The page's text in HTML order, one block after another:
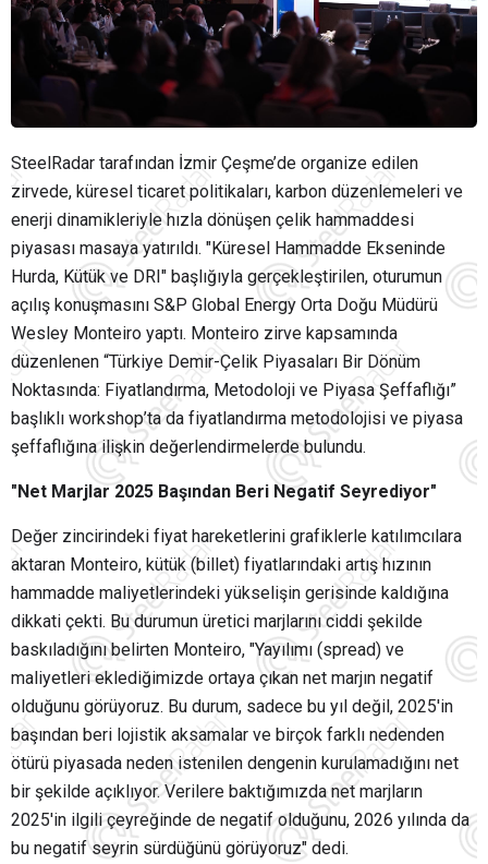
SteelRadar tarafından İzmir Çeşme’de organize edilen
zirvede, küresel ticaret politikaları, karbon düzenlemeleri ve
enerji dinamikleriyle hızla dönüşen çelik hammaddesi
piyasası masaya yatırıldı. "Küresel Hammadde Ekseninde
Hurda, Kütük ve DRI" başlığıyla gerçekleştirilen, oturumun
açılış konuşmasını S&P Global Energy Orta Doğu Müdürü
Wesley Monteiro yaptı. Monteiro zirve kapsamında
düzenlenen “Türkiye Demir-Çelik Piyasaları Bir Dönüm
Noktasında: Fiyatlandırma, Metodoloji ve Piyasa Şeffaflığı”
başlıklı workshop’ta da fiyatlandırma metodolojisi ve piyasa
şeffaflığına ilişkin değerlendirmelerde bulundu.
"Net Marjlar 2025 Başından Beri Negatif Seyrediyor"
Değer zincirindeki fiyat hareketlerini grafiklerle katılımcılara
aktaran Monteiro, kütük (billet) fiyatlarındaki artış hızının
hammadde maliyetlerindeki yükselişin gerisinde kaldığına
dikkati çekti. Bu durumun üretici marjlarını ciddi şekilde
baskıladığını belirten Monteiro, "Yayılımı (spread) ve
maliyetleri eklediğimizde ortaya çıkan net marjın negatif
olduğunu görüyoruz. Bu durum, sadece bu yıl değil, 2025'in
başından beri lojistik aksamalar ve birçok farklı nedenden
ötürü piyasada neden istenilen dengenin kurulamadığını net
bir şekilde açıklıyor. Verilere baktığımızda net marjların
2025'in ilgili çeyreğinde de negatif olduğunu, 2026 yılında da
bu negatif seyrin sürdüğünü görüyoruz" dedi.